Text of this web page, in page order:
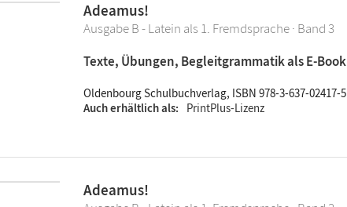
Adeamus!
Ausgabe B - Latein als 1. Fremdsprache · Band 3
Texte, Übungen, Begleitgrammatik als E-Book
Oldenbourg Schulbuchverlag, ISBN 978-3-637-02417-5
Auch erhältlich als
PrintPlus-Lizenz
Adeamus!